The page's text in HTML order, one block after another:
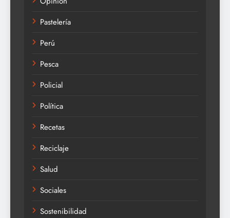
Pastelería
Perú
Pesca
Policial
Política
Recetas
Reciclaje
Salud
Sociales
Sostenibilidad